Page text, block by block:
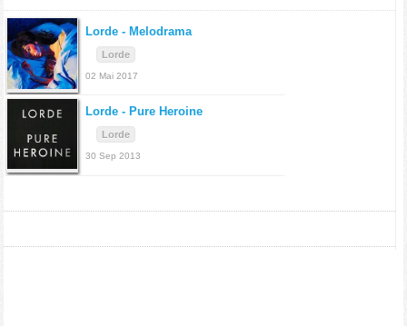
Lorde - Melodrama
Lorde
02 Mai 2017
Lorde - Pure Heroine
Lorde
30 Sep 2013